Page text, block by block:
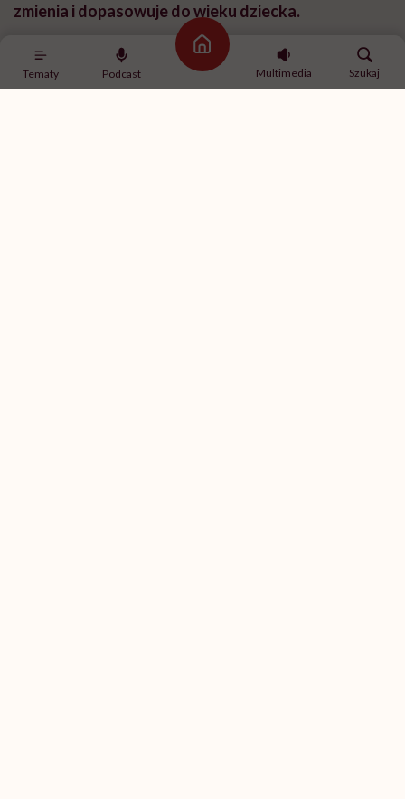
Tematy Podcast
Strona główna
Multimedia
Szukaj
zmienia i dopasowuje do wieku dziecka.
Tak, powstało wiele badań na temat mleka kobiecego i
jego składu zmieniającego się w zależności nie tylko od